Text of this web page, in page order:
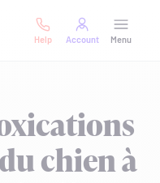
Help Account Menu
chien à